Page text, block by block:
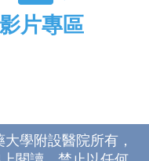
影片專區
學附設醫院所有，